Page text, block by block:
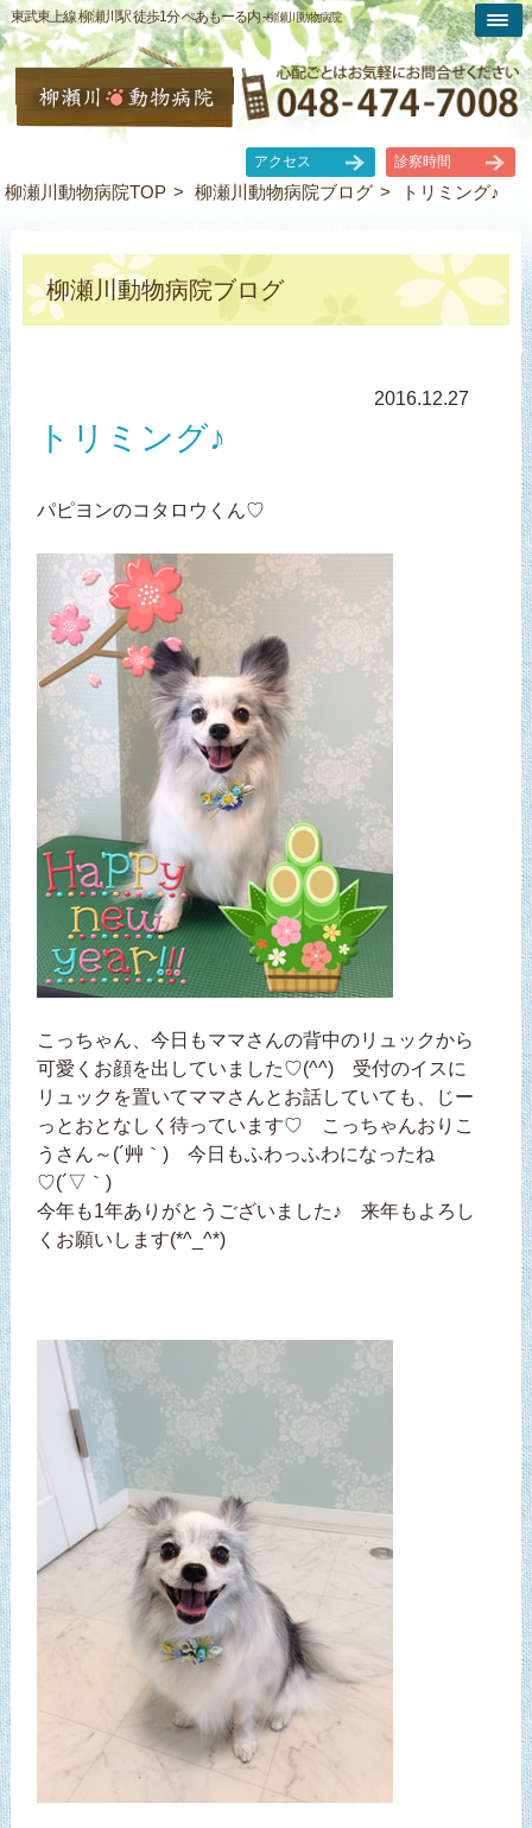
東武東上線 柳瀬川駅 徒歩1分 ぺあもーる内 -柳瀬川動物病院
アクセス 診察時間
柳瀬川動物病院TOP 柳瀬川動物病院ブログ トリミング♪
柳瀬川動物病院ブログ
2016.12.27
トリミング♪
パピヨンのコタロウくん♡
こっちゃん、今日もママさんの背中のリュックから
可愛くお顔を出していました♡(^^) 受付のイスに
リュックを置いてママさんとお話していても、じー
っとおとなしく待っています♡ こっちゃんおりこ
うさん～(´艸｀) 今日もふわっふわになったね
♡(´▽｀)
今年も1年ありがとうございました♪ 来年もよろし
くお願いします(*^_^*)